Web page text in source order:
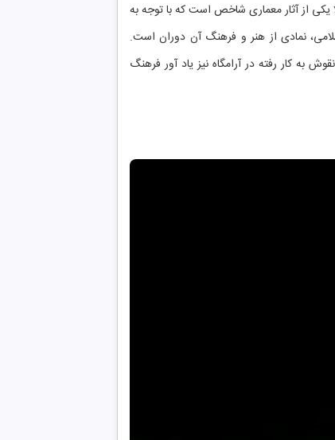
یکی از آثار معماری شاخص است که با توجه به
نمادی از هنر و فرهنگ آن دوران است.
کار رفته در آرامگاه نیز یاد آور فرهنگ